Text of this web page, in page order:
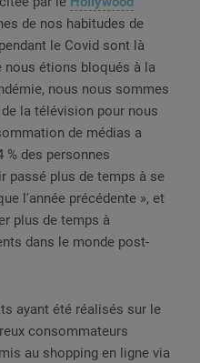
de nos habitudes de
le Covid sont là
nous étions bloqués à la
nous nous sommes
la télévision pour nous
de médias a
% des personnes
passé plus de temps à se
l'année précédente », et
plus de temps à
dans le monde post-
ayant été réalisés sur le
consommateurs
au shopping en ligne via